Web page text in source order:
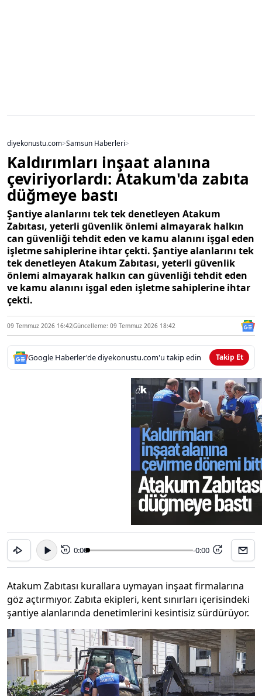
diyekonustu.com>Samsun Haberleri>
Kaldırımları inşaat alanına
çeviriyorlardı: Atakum'da zabıta
düğmeye bastı
Şantiye alanlarını tek tek denetleyen Atakum
Zabıtası, yeterli güvenlik önlemi almayarak halkın
can güvenliği tehdit eden ve kamu alanını işgal eden
işletme sahiplerine ihtar çekti. Şantiye alanlarını tek
tek denetleyen Atakum Zabıtası, yeterli güvenlik
önlemi almayarak halkın can güvenliği tehdit eden
ve kamu alanını işgal eden işletme sahiplerine ihtar
çekti.
09 Temmuz 2026 16:42Güncelleme: 09 Temmuz 2026 18:42
Google Haberler'de diyekonustu.com'u takip edin Takip Et
15 0:00 -0:00 15
Atakum Zabıtası kurallara uymayan inşaat firmalarına
göz açtırmıyor. Zabıta ekipleri, kent sınırları içerisindeki
şantiye alanlarında denetimlerini kesintisiz sürdürüyor.